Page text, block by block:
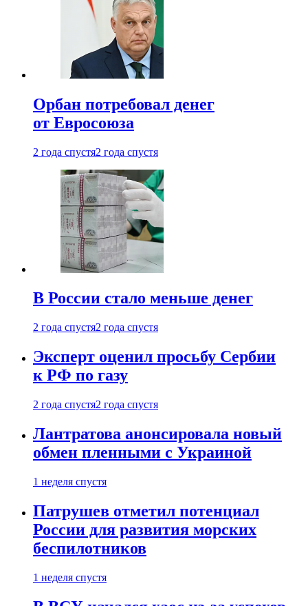
Орбан потребовал денег
от Евросоюза
2 года спустя2 года спустя
В России стало меньше денег
2 года спустя2 года спустя
Эксперт оценил просьбу Сербии
к РФ по газу
2 года спустя2 года спустя
Лантратова анонсировала новый
обмен пленными с Украиной
1 неделя спустя
Патрушев отметил потенциал
России для развития морских
беспилотников
1 неделя спустя